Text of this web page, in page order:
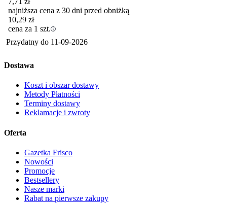
najniższa cena z 30 dni przed obniżką
10,29 zł
cena za 1 szt.
Przydatny do 11-09-2026
Dostawa
Koszt i obszar dostawy
Metody Płatności
Terminy dostawy
Reklamacje i zwroty
Oferta
Gazetka Frisco
Nowości
Promocje
Bestsellery
Nasze marki
Rabat na pierwsze zakupy